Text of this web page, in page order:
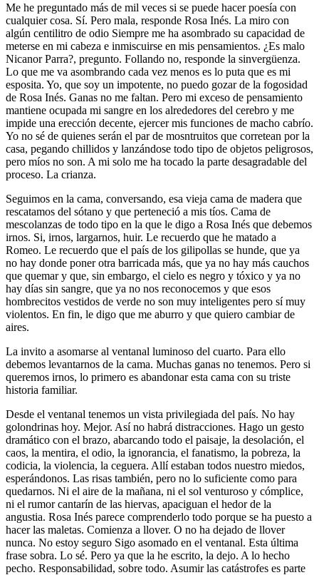
Me he preguntado más de mil veces si se puede hacer poesía con
cualquier cosa. Sí. Pero mala, responde Rosa Inés. La miro con
algún centilitro de odio Siempre me ha asombrado su capacidad de
meterse en mi cabeza e inmiscuirse en mis pensamientos. ¿Es malo
Nicanor Parra?, pregunto. Follando no, responde la sinvergüenza.
Lo que me va asombrando cada vez menos es lo puta que es mi
esposita. Yo, que soy un impotente, no puedo gozar de la fogosidad
de Rosa Inés. Ganas no me faltan. Pero mi exceso de pensamiento
mantiene ocupada mi sangre en los alrededores del cerebro y me
impide una erección decente, ejercer mis funciones de macho cabrío.
Yo no sé de quienes serán el par de mosntruitos que corretean por la
casa, pegando chillidos y lanzándose todo tipo de objetos peligrosos,
pero míos no son. A mi solo me ha tocado la parte desagradable del
proceso. La crianza.
Seguimos en la cama, conversando, esa vieja cama de madera que
rescatamos del sótano y que perteneció a mis tíos. Cama de
mescolanzas de todo tipo en la que le digo a Rosa Inés que debemos
irnos. Si, irnos, largarnos, huir. Le recuerdo que he matado a
Romeo. Le recuerdo que el país de los gilipollas se hunde, que ya
no hay donde poner otra barricada más, que ya no hay más cauchos
que quemar y que, sin embargo, el cielo es negro y tóxico y ya no
hay días sin sangre, que ya no nos reconocemos y que esos
hombrecitos vestidos de verde no son muy inteligentes pero sí muy
violentos. En fin, le digo que me aburro y que quiero cambiar de
aires.
La invito a asomarse al ventanal luminoso del cuarto. Para ello
debemos levantarnos de la cama. Muchas ganas no tenemos. Pero si
queremos irnos, lo primero es abandonar esta cama con su triste
historia familiar.
Desde el ventanal tenemos un vista privilegiada del país. No hay
golondrinas hoy. Mejor. Así no habrá distracciones. Hago un gesto
dramático con el brazo, abarcando todo el paisaje, la desolación, el
caos, la mentira, el odio, la ignorancia, el fanatismo, la pobreza, la
codicia, la violencia, la ceguera. Allí estaban todos nuestro miedos,
esperándonos. Las risas también, pero no lo suficiente como para
quedarnos. Ni el aire de la mañana, ni el sol venturoso y cómplice,
ni el rumor cantarín de las hiervas, apaciguan el hedor de la
angustia. Rosa Inés parece comprenderlo todo porque se ha puesto a
hacer las maletas. Comienza a llover. O no ha dejado de llover
nunca. No estoy seguro Sigo asomado en el ventanal. Esta última
frase sobra. Lo sé. Pero ya que la he escrito, la dejo. A lo hecho
pecho. Responsabilidad, sobre todo. Asumir las catástrofes es parte